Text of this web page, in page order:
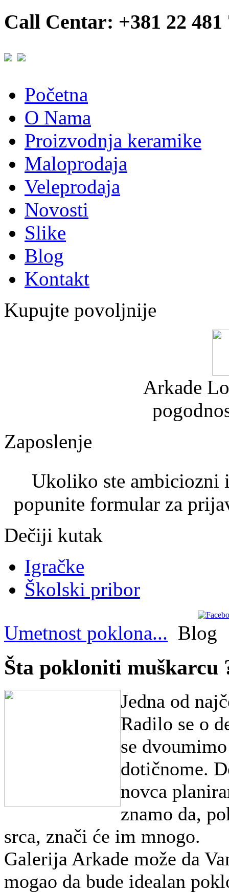
Call Centar: +381 22 481
Početna
O Nama
Proizvodnja keramike
Maloprodaja
Veleprodaja
Novosti
Slike
Blog
Kontakt
Kupujte povoljnije
Arkade
Zaposlenje
Ukoliko ste ambiciozni
popunite formular za
Dečiji kutak
Igračke
Školski pribor
Umetnost poklona... Blog
Šta pokloniti muškarcu
Jedna od
Radilo se o
se
dotičnome.
novca
znamo da,
srca, znači će im mnogo.
Galerija Arkade može da
mogao da bude idealan